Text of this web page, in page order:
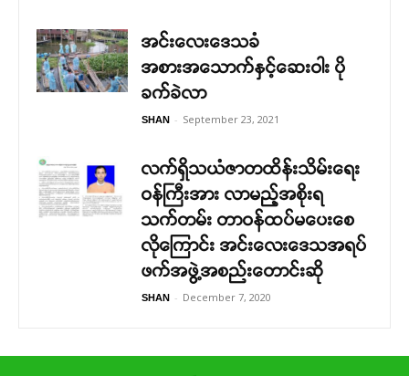
အင်းလေးဒေသခံ
အစားအသောက်နှင့်ဆေးဝါး ပို
ခက်ခဲလာ
SHAN - September 23, 2021
လက်ရှိသယံဇာတထိန်းသိမ်းရေး
ဝန်ကြီးအား လာမည့်အစိုးရ
သက်တမ်း တာဝန်ထပ်မပေးစေ
လိုကြောင်း အင်းလေးဒေသအရပ်
ဖက်အဖွဲ့အစည်းတောင်းဆို
SHAN - December 7, 2020